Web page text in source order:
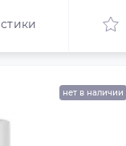
нет в наличии